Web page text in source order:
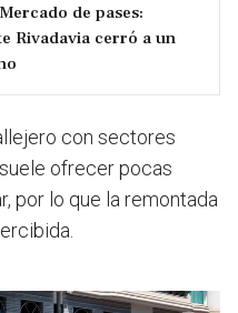
Mercado de pases:
Rivadavia cerró a un
con sectores
ofrecer pocas
por lo que la remontada